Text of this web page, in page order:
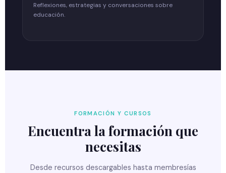
Reflexiones, estrategias y conversaciones sobre
educación.
FORMACIÓN Y CURSOS
Encuentra la formación que
necesitas
Desde recursos descargables hasta membresías